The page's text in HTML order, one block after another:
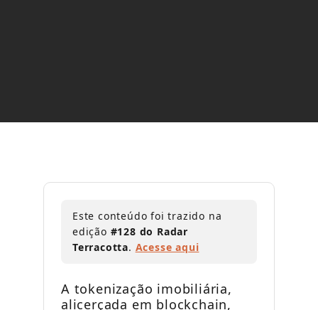
Este conteúdo foi trazido na
edição #128 do Radar
Terracotta. Acesse aqui
A tokenização imobiliária,
alicerçada em blockchain,